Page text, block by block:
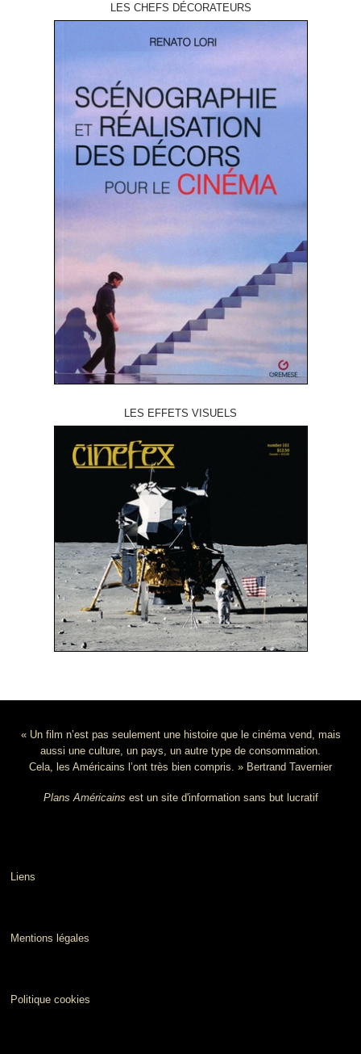
LES CHEFS DÉCORATEURS
LES EFFETS VISUELS
« Un film n’est pas seulement une histoire que le cinéma vend, mais
aussi une culture, un pays, un autre type de consommation.
Cela, les Américains l’ont très bien compris. » Bertrand Tavernier
Plans Américains est un site d'information sans but lucratif
Liens
Mentions légales
Politique cookies